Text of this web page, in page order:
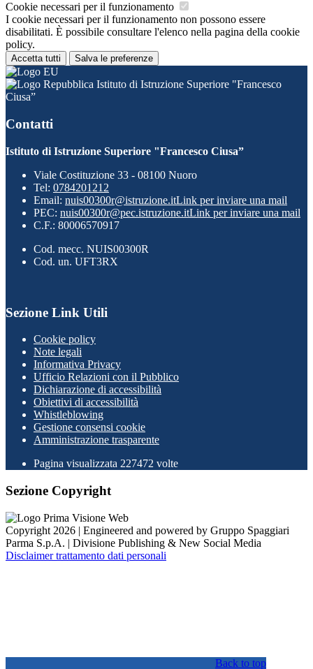
Cookie necessari per il funzionamento
I cookie necessari per il funzionamento non possono essere
disabilitati. È possibile consultare l'elenco nella pagina della cookie
policy.
Accetta tutti Salva le preferenze
Istituto di Istruzione Superiore "Francesco
Ciusa”
Contatti
Istituto di Istruzione Superiore "Francesco Ciusa”
Viale Costituzione 33 - 08100 Nuoro
Tel: 0784201212
Email: nuis00300r@istruzione.itLink per inviare una mail
PEC: nuis00300r@pec.istruzione.itLink per inviare una mail
C.F.: 80006570917
Cod. mecc. NUIS00300R
Cod. un. UFT3RX
Sezione Link Utili
Cookie policy
Note legali
Informativa Privacy
Ufficio Relazioni con il Pubblico
Dichiarazione di accessibilità
Obiettivi di accessibilità
Whistleblowing
Gestione consensi cookie
Amministrazione trasparente
Pagina visualizzata 227472 volte
Sezione Copyright
Copyright 2026 | Engineered and powered by Gruppo Spaggiari
Parma S.p.A. | Divisione Publishing & New Social Media
Disclaimer trattamento dati personali
Back to top